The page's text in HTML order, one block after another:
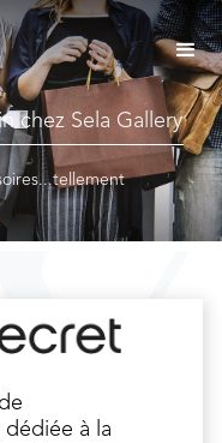
chez Sela Gallery
à la